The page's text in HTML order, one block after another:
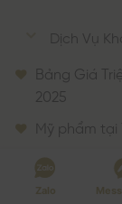
Dịch Vụ
Bảng Giá
2025
Mỹ phẩm tại
TRUY CẬP
Về chúng tôi
Zalo